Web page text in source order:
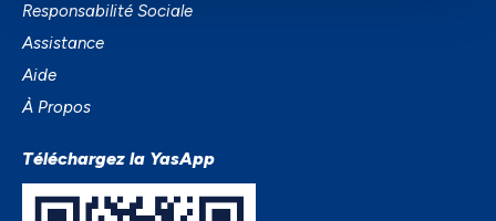
Responsabilité Sociale
Assistance
Aide
À Propos
Téléchargez la YasApp